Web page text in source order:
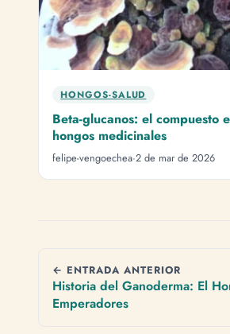
HONGOS-SALUD
Beta-glucanos: el compuesto
hongos medicinales
felipe-vengoechea·2 de mar de 2026
← ENTRADA ANTERIOR
Historia del Ganoderma: El
Emperadores